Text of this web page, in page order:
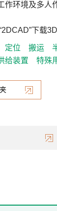
作环境及多人
下载
定位 搬运
给装置
特殊